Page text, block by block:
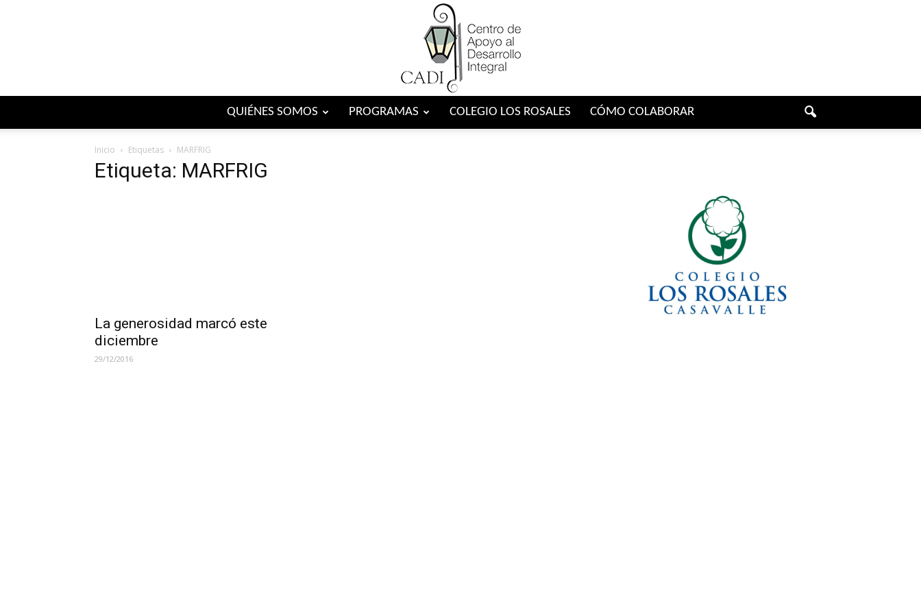
QUIÉNES SOMOS PROGRAMAS COLEGIO LOS ROSALES CÓMO COLABORAR
Inicio Etiquetas MARFRIG
Etiqueta: MARFRIG
La generosidad marcó este
diciembre
29/12/2016